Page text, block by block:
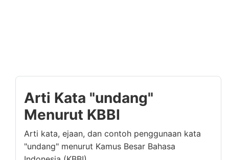
Arti Kata "undang"
Menurut KBBI
Arti kata, ejaan, dan contoh penggunaan kata
"undang" menurut Kamus Besar Bahasa